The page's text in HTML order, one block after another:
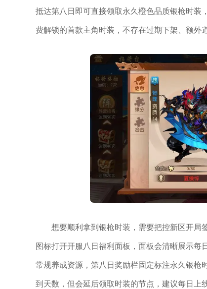
抵达第八日即可直接领取永久橙色品质银枪时
费解锁的首款主角时装，不存在过期下架、额外
想要顺利拿到银枪时装，需要把控新区开局
图标打开开服八日福利面板，面板会清晰展示
常规养成资源，第八日奖励栏固定标注永久银
到天数，但会延后领取时装的节点，建议每日上